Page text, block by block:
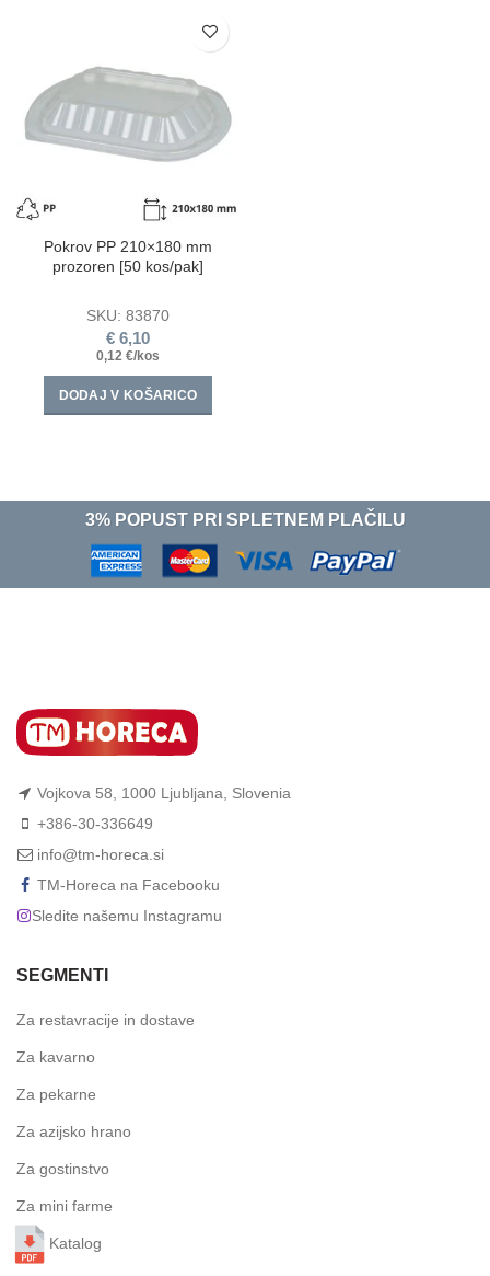
Pokrov PP 210×180 mm
prozoren [50 kos/pak]
SKU: 83870
€ 6,10
0,12 €/kos
DODAJ V KOŠARICO
3% POPUST PRI SPLETNEM PLAČILU
Vojkova 58, 1000 Ljubljana, Slovenia
+386-30-336649
info@tm-horeca.si
TM-Horeca na Facebooku
Sledite našemu Instagramu
SEGMENTI
Za restavracije in dostave
Za kavarno
Za pekarne
Za azijsko hrano
Za gostinstvo
Za mini farme
Katalog